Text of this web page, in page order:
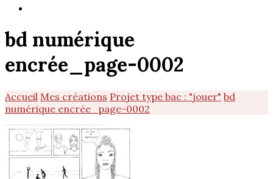
bd numérique
encrée_page-0002
Accueil Mes créations Projet type bac : "jouer" bd
numérique encrée_page-0002